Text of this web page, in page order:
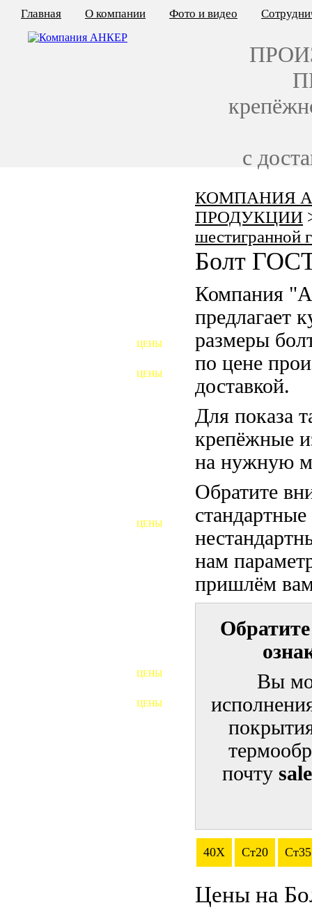
КОМПАНИЯ
ПРОДУКЦИИ
шестигранной
Болт
Компания
предлагает
размеры
по цене
доставкой.
Для показа
крепёжные
на нужную
Обратите
нам
пришлём
Вы
почту
40Х Ст20 Ст35
Цены на
ЦЕНЫ
ЦЕНЫ
ШАЙБЫ ФУНДАМЕНТНЫЕ
ЦЕНЫ
ЦЕНЫ
ЦЕНЫ
Главная О компании Фото и видео
с